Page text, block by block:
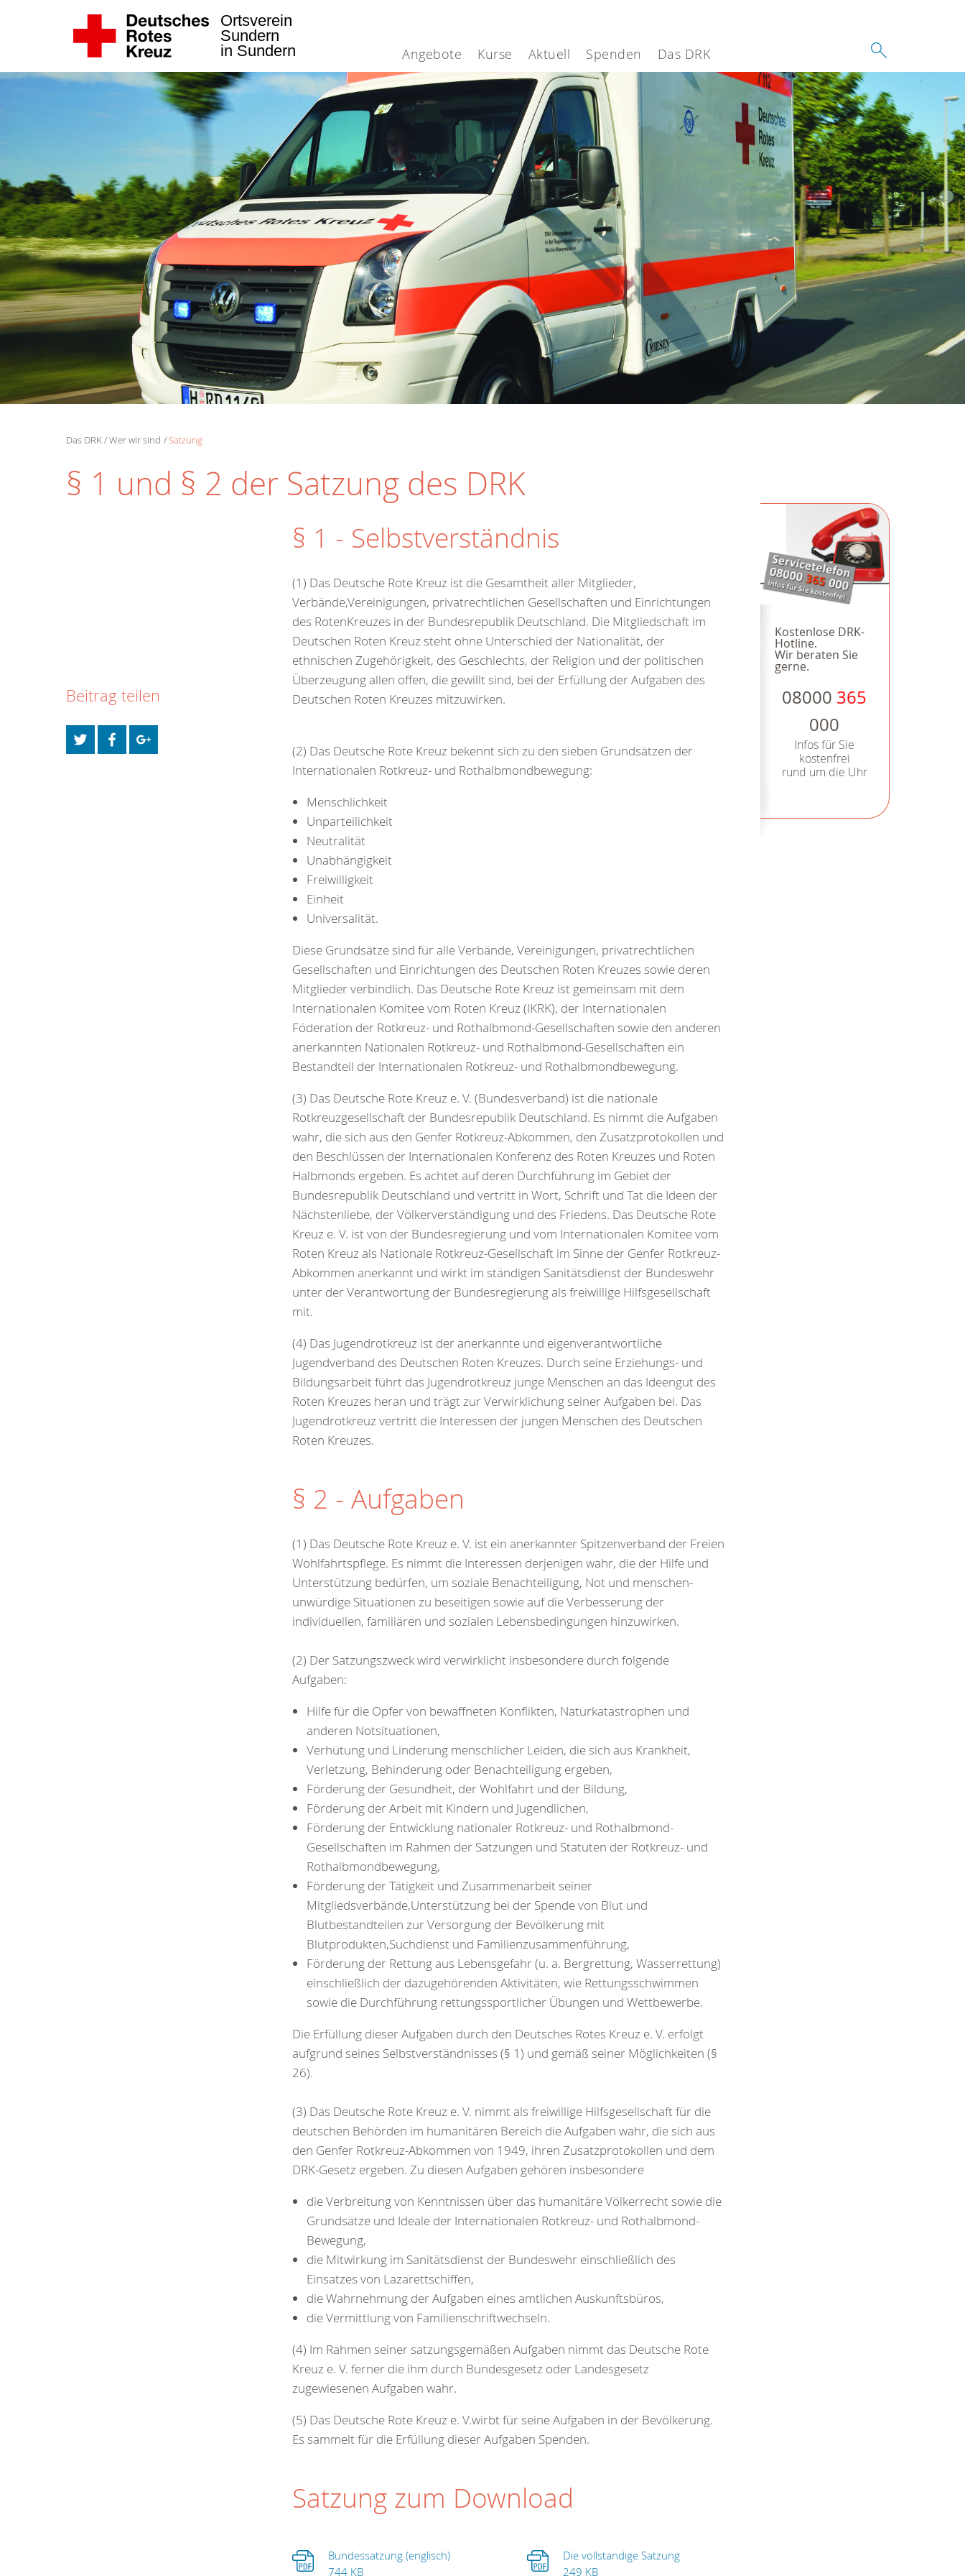
Angebote Kurse Aktuell Spenden Das DRK
Ortsverein
Sundern
in Sundern
Das DRK Wer wir sind Satzung
§ 1 und § 2 der Satzung des DRK
Kostenlose DRK-
Hotline.
Wir beraten Sie
gerne.
08000 365
000
Infos für Sie
kostenfrei
rund um die Uhr
§ 1 - Selbstverständnis
(1) Das Deutsche Rote Kreuz ist die Gesamtheit aller Mitglieder,
Verbände,Vereinigungen, privatrechtlichen Gesellschaften und Einrichtungen
des RotenKreuzes in der Bundesrepublik Deutschland. Die Mitgliedschaft im
Deutschen Roten Kreuz steht ohne Unterschied der Nationalität, der
ethnischen Zugehörigkeit, des Geschlechts, der Religion und der politischen
Überzeugung allen offen, die gewillt sind, bei der Erfüllung der Aufgaben des
Deutschen Roten Kreuzes mitzuwirken.
(2) Das Deutsche Rote Kreuz bekennt sich zu den sieben Grundsätzen der
Internationalen Rotkreuz- und Rothalbmondbewegung:
Menschlichkeit
Unparteilichkeit
Neutralität
Unabhängigkeit
Freiwilligkeit
Einheit
Universalität.
Diese Grundsätze sind für alle Verbände, Vereinigungen, privatrechtlichen
Gesellschaften und Einrichtungen des Deutschen Roten Kreuzes sowie deren
Mitglieder verbindlich. Das Deutsche Rote Kreuz ist gemeinsam mit dem
Internationalen Komitee vom Roten Kreuz (IKRK), der Internationalen
Föderation der Rotkreuz- und Rothalbmond-Gesellschaften sowie den anderen
anerkannten Nationalen Rotkreuz- und Rothalbmond-Gesellschaften ein
Bestandteil der Internationalen Rotkreuz- und Rothalbmondbewegung.
(3) Das Deutsche Rote Kreuz e. V. (Bundesverband) ist die nationale
Rotkreuzgesellschaft der Bundesrepublik Deutschland. Es nimmt die Aufgaben
wahr, die sich aus den Genfer Rotkreuz-Abkommen, den Zusatzprotokollen und
den Beschlüssen der Internationalen Konferenz des Roten Kreuzes und Roten
Halbmonds ergeben. Es achtet auf deren Durchführung im Gebiet der
Bundesrepublik Deutschland und vertritt in Wort, Schrift und Tat die Ideen der
Nächstenliebe, der Völkerverständigung und des Friedens. Das Deutsche Rote
Kreuz e. V. ist von der Bundesregierung und vom Internationalen Komitee vom
Roten Kreuz als Nationale Rotkreuz-Gesellschaft im Sinne der Genfer Rotkreuz-
Abkommen anerkannt und wirkt im ständigen Sanitätsdienst der Bundeswehr
unter der Verantwortung der Bundesregierung als freiwillige Hilfsgesellschaft
mit.
(4) Das Jugendrotkreuz ist der anerkannte und eigenverantwortliche
Jugendverband des Deutschen Roten Kreuzes. Durch seine Erziehungs- und
Bildungsarbeit führt das Jugendrotkreuz junge Menschen an das Ideengut des
Roten Kreuzes heran und trägt zur Verwirklichung seiner Aufgaben bei. Das
Jugendrotkreuz vertritt die Interessen der jungen Menschen des Deutschen
Roten Kreuzes.
§ 2 - Aufgaben
(1) Das Deutsche Rote Kreuz e. V. ist ein anerkannter Spitzenverband der Freien
Wohlfahrtspflege. Es nimmt die Interessen derjenigen wahr, die der Hilfe und
Unterstützung bedürfen, um soziale Benachteiligung, Not und menschen-
unwürdige Situationen zu beseitigen sowie auf die Verbesserung der
individuellen, familiären und sozialen Lebensbedingungen hinzuwirken.
(2) Der Satzungszweck wird verwirklicht insbesondere durch folgende
Aufgaben:
Hilfe für die Opfer von bewaffneten Konflikten, Naturkatastrophen und
anderen Notsituationen,
Verhütung und Linderung menschlicher Leiden, die sich aus Krankheit,
Verletzung, Behinderung oder Benachteiligung ergeben,
Förderung der Gesundheit, der Wohlfahrt und der Bildung,
Förderung der Arbeit mit Kindern und Jugendlichen,
Förderung der Entwicklung nationaler Rotkreuz- und Rothalbmond-
Gesellschaften im Rahmen der Satzungen und Statuten der Rotkreuz- und
Rothalbmondbewegung,
Förderung der Tätigkeit und Zusammenarbeit seiner
Mitgliedsverbände,Unterstützung bei der Spende von Blut und
Blutbestandteilen zur Versorgung der Bevölkerung mit
Blutprodukten,Suchdienst und Familienzusammenführung,
Förderung der Rettung aus Lebensgefahr (u. a. Bergrettung, Wasserrettung)
einschließlich der dazugehörenden Aktivitäten, wie Rettungsschwimmen
sowie die Durchführung rettungssportlicher Übungen und Wettbewerbe.
Die Erfüllung dieser Aufgaben durch den Deutsches Rotes Kreuz e. V. erfolgt
aufgrund seines Selbstverständnisses (§ 1) und gemäß seiner Möglichkeiten (§
26).
(3) Das Deutsche Rote Kreuz e. V. nimmt als freiwillige Hilfsgesellschaft für die
deutschen Behörden im humanitären Bereich die Aufgaben wahr, die sich aus
den Genfer Rotkreuz-Abkommen von 1949, ihren Zusatzprotokollen und dem
DRK-Gesetz ergeben. Zu diesen Aufgaben gehören insbesondere
die Verbreitung von Kenntnissen über das humanitäre Völkerrecht sowie die
Grundsätze und Ideale der Internationalen Rotkreuz- und Rothalbmond-
Bewegung,
die Mitwirkung im Sanitätsdienst der Bundeswehr einschließlich des
Einsatzes von Lazarettschiffen,
die Wahrnehmung der Aufgaben eines amtlichen Auskunftsbüros,
die Vermittlung von Familienschriftwechseln.
(4) Im Rahmen seiner satzungsgemäßen Aufgaben nimmt das Deutsche Rote
Kreuz e. V. ferner die ihm durch Bundesgesetz oder Landesgesetz
zugewiesenen Aufgaben wahr.
(5) Das Deutsche Rote Kreuz e. V.wirbt für seine Aufgaben in der Bevölkerung.
Es sammelt für die Erfüllung dieser Aufgaben Spenden.
Satzung zum Download
Bundessatzung (englisch)
744 KB
Die vollständige Satzung
249 KB
Beitrag teilen